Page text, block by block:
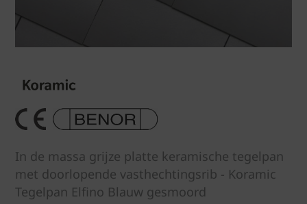
In de massa grijze platte keramische tegelpan
met doorlopende vasthechtingsrib - Koramic
Tegelpan Elfino Blauw gesmoord